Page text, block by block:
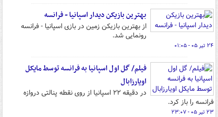
بهترین بازیکن دیدار اسپانیا - فرانسه
از بهترین بازیکن زمین در بازی اسپانیا - فرانسه
رونمایی شد.
۲۴ تیر ۰۵ - ۰۱:۰۵
فیلم/ گل اول اسپانیا به فرانسه توسط مایکل
اویارزابال
در دقیقه ۲۲ اسپانیا از روی نقطه پنالتی دروازه
فرانسه را باز کرد.
۲۳ تیر ۰۵ - ۲۳:۰۷